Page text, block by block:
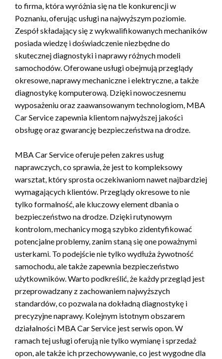
to firma, która wyróżnia się na tle konkurencji w
Poznaniu, oferując usługi na najwyższym poziomie.
Zespół składający się z wykwalifikowanych mechaników
posiada wiedzę i doświadczenie niezbędne do
skutecznej diagnostyki i naprawy różnych modeli
samochodów. Oferowane usługi obejmują przeglądy
okresowe, naprawy mechaniczne i elektryczne, a także
diagnostykę komputerową. Dzięki nowoczesnemu
wyposażeniu oraz zaawansowanym technologiom, MBA
Car Service zapewnia klientom najwyższej jakości
obsługę oraz gwarancję bezpieczeństwa na drodze.
MBA Car Service oferuje pełen zakres usług
naprawczych, co sprawia, że jest to kompleksowy
warsztat, który sprosta oczekiwaniom nawet najbardziej
wymagających klientów. Przeglądy okresowe to nie
tylko formalność, ale kluczowy element dbania o
bezpieczeństwo na drodze. Dzięki rutynowym
kontrolom, mechanicy mogą szybko zidentyfikować
potencjalne problemy, zanim staną się one poważnymi
usterkami. To podejście nie tylko wydłuża żywotność
samochodu, ale także zapewnia bezpieczeństwo
użytkowników. Warto podkreślić, że każdy przegląd jest
przeprowadzany z zachowaniem najwyższych
standardów, co pozwala na dokładną diagnostykę i
precyzyjne naprawy. Kolejnym istotnym obszarem
działalności MBA Car Service jest serwis opon. W
ramach tej usługi oferują nie tylko wymianę i sprzedaż
opon, ale także ich przechowywanie, co jest wygodne dla